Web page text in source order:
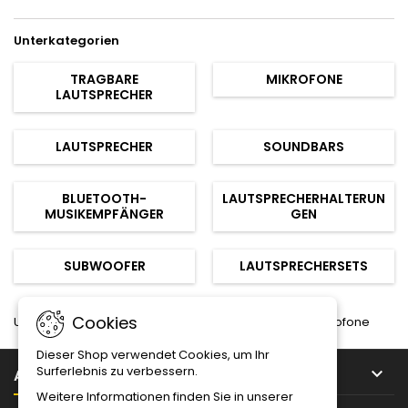
Unterkategorien
TRAGBARE
LAUTSPRECHER
MIKROFONE
LAUTSPRECHER SOUNDBARS
BLUETOOTH-
MUSIKEMPFÄNGER
LAUTSPRECHERHALTERUN
GEN
SUBWOOFER LAUTSPRECHERSETS
Unterhaltungselektronik|Ton & Bild|Lautsprecher & Mikrofone
ARTIKEL 
Cookies
Dieser Shop verwendet Cookies, um Ihr
Surferlebnis zu verbessern.
Weitere Informationen finden Sie in unserer